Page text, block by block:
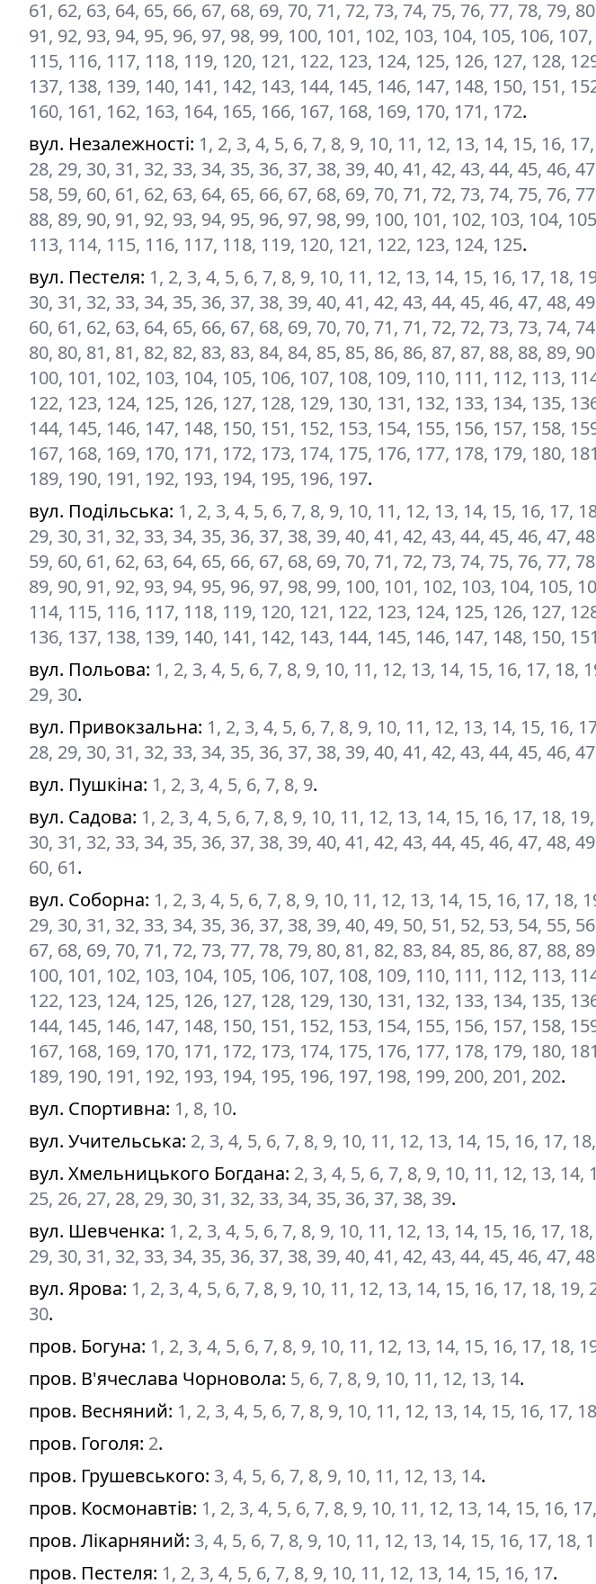
61, 62, 63, 64, 65, 66, 67, 68, 69, 70, 71, 72, 73, 74, 75, 76, 77, 78, 79,
91, 92, 93, 94, 95, 96, 97, 98, 99, 100, 101, 102, 103, 104, 105, 106,
115, 116, 117, 118, 119, 120, 121, 122, 123, 124, 125, 126, 127, 128,
137, 138, 139, 140, 141, 142, 143, 144, 145, 146, 147, 148, 150, 151,
160, 161, 162, 163, 164, 165, 166, 167, 168, 169, 170, 171, 172.
вул. Незалежності: 1, 2, 3, 4, 5, 6, 7, 8, 9, 10, 11, 12, 13, 14, 15, 16,
28, 29, 30, 31, 32, 33, 34, 35, 36, 37, 38, 39, 40, 41, 42, 43, 44, 45, 46,
58, 59, 60, 61, 62, 63, 64, 65, 66, 67, 68, 69, 70, 71, 72, 73, 74, 75, 76,
88, 89, 90, 91, 92, 93, 94, 95, 96, 97, 98, 99, 100, 101, 102, 103, 104,
113, 114, 115, 116, 117, 118, 119, 120, 121, 122, 123, 124, 125.
вул. Пестеля: 1, 2, 3, 4, 5, 6, 7, 8, 9, 10, 11, 12, 13, 14, 15, 16, 17, 18,
30, 31, 32, 33, 34, 35, 36, 37, 38, 39, 40, 41, 42, 43, 44, 45, 46, 47, 48,
60, 61, 62, 63, 64, 65, 66, 67, 68, 69, 70, 70, 71, 71, 72, 72, 73, 73, 74,
80, 80, 81, 81, 82, 82, 83, 83, 84, 84, 85, 85, 86, 86, 87, 87, 88, 88, 89,
100, 101, 102, 103, 104, 105, 106, 107, 108, 109, 110, 111, 112, 113,
122, 123, 124, 125, 126, 127, 128, 129, 130, 131, 132, 133, 134, 135,
144, 145, 146, 147, 148, 150, 151, 152, 153, 154, 155, 156, 157, 158,
167, 168, 169, 170, 171, 172, 173, 174, 175, 176, 177, 178, 179, 180,
189, 190, 191, 192, 193, 194, 195, 196, 197.
вул. Подільська: 1, 2, 3, 4, 5, 6, 7, 8, 9, 10, 11, 12, 13, 14, 15, 16, 17,
29, 30, 31, 32, 33, 34, 35, 36, 37, 38, 39, 40, 41, 42, 43, 44, 45, 46, 47,
59, 60, 61, 62, 63, 64, 65, 66, 67, 68, 69, 70, 71, 72, 73, 74, 75, 76, 77,
89, 90, 91, 92, 93, 94, 95, 96, 97, 98, 99, 100, 101, 102, 103, 104, 105,
114, 115, 116, 117, 118, 119, 120, 121, 122, 123, 124, 125, 126, 127,
136, 137, 138, 139, 140, 141, 142, 143, 144, 145, 146, 147, 148, 150, 151
вул. Польова: 1, 2, 3, 4, 5, 6, 7, 8, 9, 10, 11, 12, 13, 14, 15, 16, 17, 18,
29, 30.
вул. Привокзальна: 1, 2, 3, 4, 5, 6, 7, 8, 9, 10, 11, 12, 13, 14, 15, 16,
28, 29, 30, 31, 32, 33, 34, 35, 36, 37, 38, 39, 40, 41, 42, 43, 44, 45, 46,
вул. Пушкіна: 1, 2, 3, 4, 5, 6, 7, 8, 9.
вул. Садова: 1, 2, 3, 4, 5, 6, 7, 8, 9, 10, 11, 12, 13, 14, 15, 16, 17, 18,
30, 31, 32, 33, 34, 35, 36, 37, 38, 39, 40, 41, 42, 43, 44, 45, 46, 47, 48,
60, 61.
вул. Соборна: 1, 2, 3, 4, 5, 6, 7, 8, 9, 10, 11, 12, 13, 14, 15, 16, 17, 18,
29, 30, 31, 32, 33, 34, 35, 36, 37, 38, 39, 40, 49, 50, 51, 52, 53, 54, 55,
67, 68, 69, 70, 71, 72, 73, 77, 78, 79, 80, 81, 82, 83, 84, 85, 86, 87, 88,
100, 101, 102, 103, 104, 105, 106, 107, 108, 109, 110, 111, 112, 113,
122, 123, 124, 125, 126, 127, 128, 129, 130, 131, 132, 133, 134, 135,
144, 145, 146, 147, 148, 150, 151, 152, 153, 154, 155, 156, 157, 158,
167, 168, 169, 170, 171, 172, 173, 174, 175, 176, 177, 178, 179, 180,
189, 190, 191, 192, 193, 194, 195, 196, 197, 198, 199, 200, 201, 202.
вул. Спортивна: 1, 8, 10.
вул. Учительська: 2, 3, 4, 5, 6, 7, 8, 9, 10, 11, 12, 13, 14, 15, 16, 17,
вул. Хмельницького Богдана: 2, 3, 4, 5, 6, 7, 8, 9, 10, 11, 12, 13,
25, 26, 27, 28, 29, 30, 31, 32, 33, 34, 35, 36, 37, 38, 39.
вул. Шевченка: 1, 2, 3, 4, 5, 6, 7, 8, 9, 10, 11, 12, 13, 14, 15, 16, 17,
29, 30, 31, 32, 33, 34, 35, 36, 37, 38, 39, 40, 41, 42, 43, 44, 45, 46, 47,
вул. Ярова: 1, 2, 3, 4, 5, 6, 7, 8, 9, 10, 11, 12, 13, 14, 15, 16, 17, 18,
30.
пров. Богуна: 1, 2, 3, 4, 5, 6, 7, 8, 9, 10, 11, 12, 13, 14, 15, 16, 17, 18,
пров. В'ячеслава Чорновола: 5, 6, 7, 8, 9, 10, 11, 12, 13, 14.
пров. Весняний: 1, 2, 3, 4, 5, 6, 7, 8, 9, 10, 11, 12, 13, 14, 15, 16, 17,
пров. Гоголя: 2.
пров. Грушевського: 3, 4, 5, 6, 7, 8, 9, 10, 11, 12, 13, 14.
пров. Космонавтів: 1, 2, 3, 4, 5, 6, 7, 8, 9, 10, 11, 12, 13, 14, 15, 16,
пров. Лікарняний: 3, 4, 5, 6, 7, 8, 9, 10, 11, 12, 13, 14, 15, 16, 17, 18,
пров. Пестеля: 1, 2, 3, 4, 5, 6, 7, 8, 9, 10, 11, 12, 13, 14, 15, 16, 17.